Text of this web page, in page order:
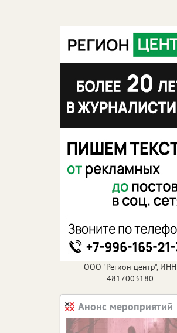
ООО "Регион центр", ИНН
4817003180
Анонс мероприятий